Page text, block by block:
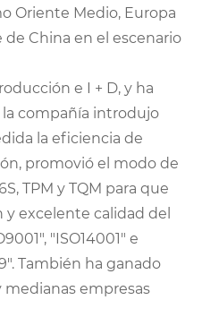
Oriente Medio, Europa
China en el escenario
e I + D, y ha
compañía introdujo
la eficiencia de
promovió el modo de
TPM y TQM para que
excelente calidad del
"ISO14001" e
También ha ganado
empresas